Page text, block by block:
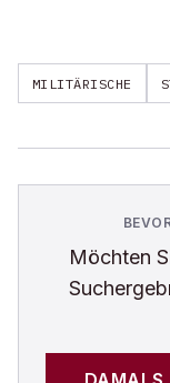
MILITÄRISCHE
Möchten